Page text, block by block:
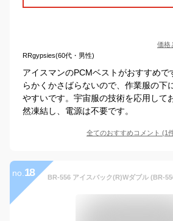
価格
RRgypsies(60代・男性)
アイスマンのPCMベストがおすすめで
らかくかさばらないので、作業服の下
やすいです。宇宙服の技術を応用して
然凍結し、電源は不要です。
全てのおすすめコメント (1
no. 18